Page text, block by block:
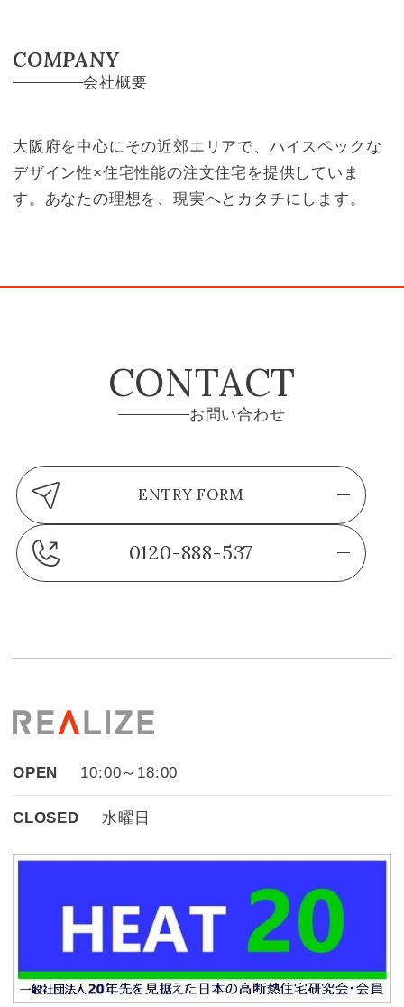
COMPANY
会社概要
大阪府を中心にその近郊エリアで、ハイスペックな
デザイン性×住宅性能の注文住宅を提供していま
す。あなたの理想を、現実へとカタチにします。
CONTACT
お問い合わせ
ENTRY FORM
0120-888-537
OPEN 10:00～18:00
CLOSED 水曜日